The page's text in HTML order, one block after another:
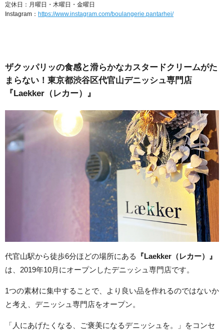
定休日：月曜日・木曜日・金曜日
Instagram： https://www.instagram.com/boulangerie.pantarhei/
ザクッパリッの食感と滑らかなカスタードクリームがた
まらない！東京都渋谷区代官山デニッシュ専門店
『Laekker（レカー）』
代官山駅から徒歩6分ほどの場所にある
『Laekker（レカー）』
は、2019年10月にオープンしたデニッシュ専門店です。
1つの素材に集中することで、より良い品を作れるのではないか
と考え、デニッシュ専門店をオープン。
「人にあげたくなる、ご褒美になるデニッシュを。」をコンセ